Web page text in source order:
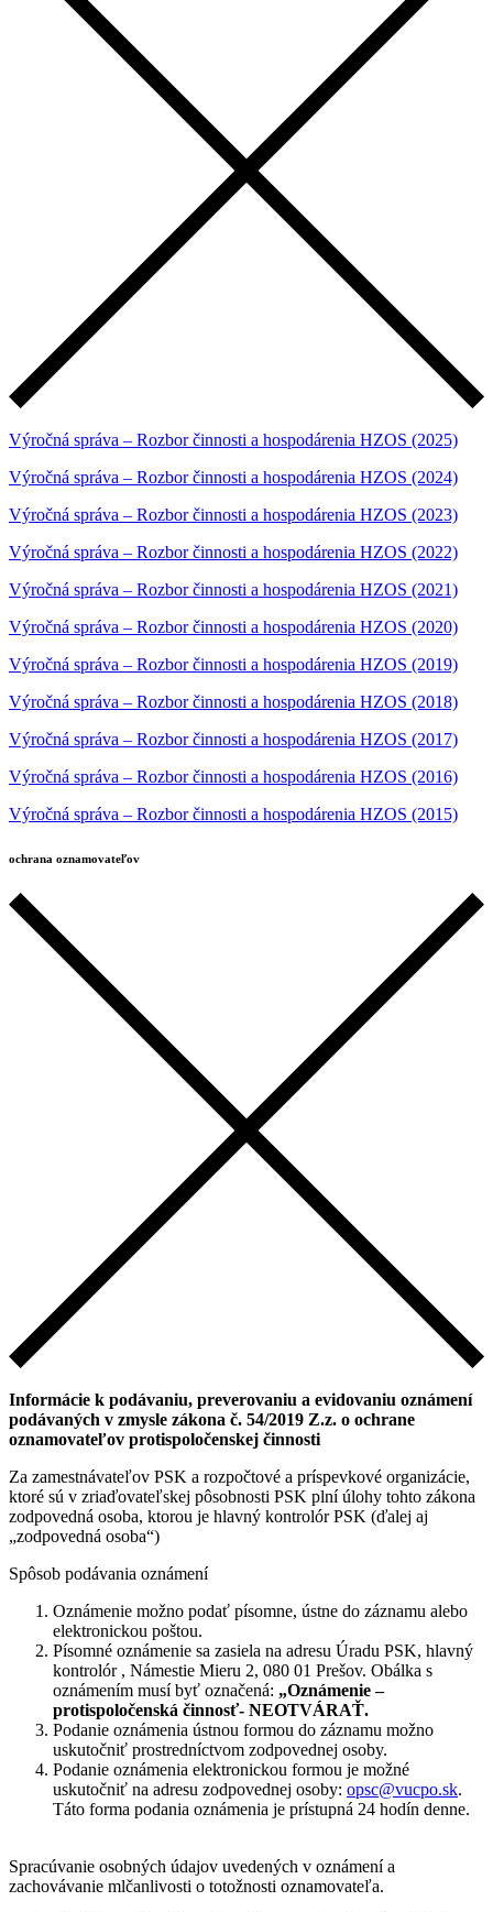
Výročná správa – Rozbor činnosti a hospodárenia HZOS (2025)
Výročná správa – Rozbor činnosti a hospodárenia HZOS (2024)
Výročná správa – Rozbor činnosti a hospodárenia HZOS (2023)
Výročná správa – Rozbor činnosti a hospodárenia HZOS (2022)
Výročná správa – Rozbor činnosti a hospodárenia HZOS (2021)
Výročná správa – Rozbor činnosti a hospodárenia HZOS (2020)
Výročná správa – Rozbor činnosti a hospodárenia HZOS (2019)
Výročná správa – Rozbor činnosti a hospodárenia HZOS (2018)
Výročná správa – Rozbor činnosti a hospodárenia HZOS (2017)
Výročná správa – Rozbor činnosti a hospodárenia HZOS (2016)
Výročná správa – Rozbor činnosti a hospodárenia HZOS (2015)
ochrana oznamovateľov
Informácie k podávaniu, preverovaniu a evidovaniu oznámení
podávaných v zmysle zákona č. 54/2019 Z.z. o ochrane
oznamovateľov protispoločenskej činnosti
Za zamestnávateľov PSK a rozpočtové a príspevkové organizácie,
ktoré sú v zriaďovateľskej pôsobnosti PSK plní úlohy tohto zákona
zodpovedná osoba, ktorou je hlavný kontrolór PSK (ďalej aj
„zodpovedná osoba“)
Spôsob podávania oznámení
Oznámenie možno podať písomne, ústne do záznamu alebo
elektronickou poštou.
Písomné oznámenie sa zasiela na adresu Úradu PSK, hlavný
kontrolór , Námestie Mieru 2, 080 01 Prešov. Obálka s
oznámením musí byť označená: „Oznámenie –
protispoločenská činnosť- NEOTVÁRAŤ.
Podanie oznámenia ústnou formou do záznamu možno
uskutočniť prostredníctvom zodpovednej osoby.
Podanie oznámenia elektronickou formou je možné
uskutočniť na adresu zodpovednej osoby: opsc@vucpo.sk.
Táto forma podania oznámenia je prístupná 24 hodín denne.
Spracúvanie osobných údajov uvedených v oznámení a
zachovávanie mlčanlivosti o totožnosti oznamovateľa.